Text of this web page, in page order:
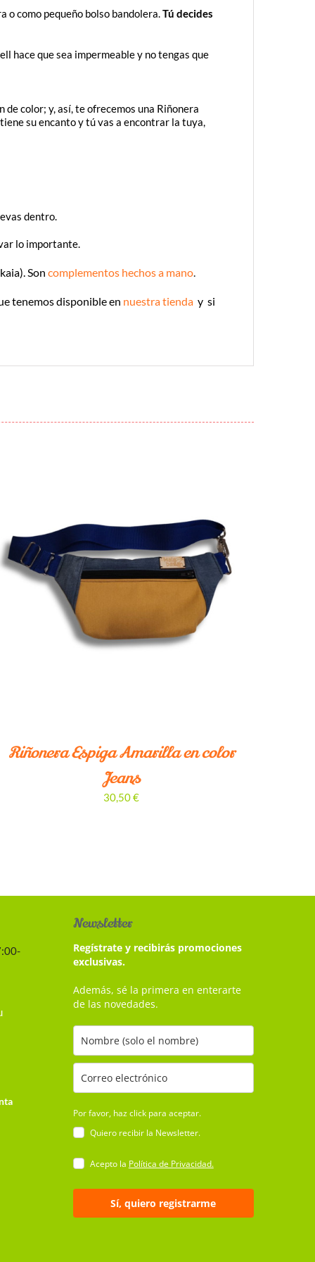
o como pequeño bolso bandolera.Tú decides
hace que sea impermeable y no tengas que
color; y, así, te ofrecemos una Riñonera
su encanto y tú vas a encontrar la tuya,
dentro.
lo importante.
Son complementos hechos a mano.
tenemos disponible en nuestra tienda y si
Riñonera Espiga Amarilla en color
Jeans
30,50€
Newsletter
Regístrate y recibirás promociones
exclusivas.
Además, sé la primera en enterarte
de las novedades.
Por favor, haz click para aceptar.
Quiero recibir la Newsletter.
Acepto la Política de Privacidad.
Sí, quiero registrarme